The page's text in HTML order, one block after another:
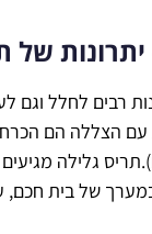
יתרונות של
רבים לחלל וגם
עם הצללה הם
גלילה
במערך של בית